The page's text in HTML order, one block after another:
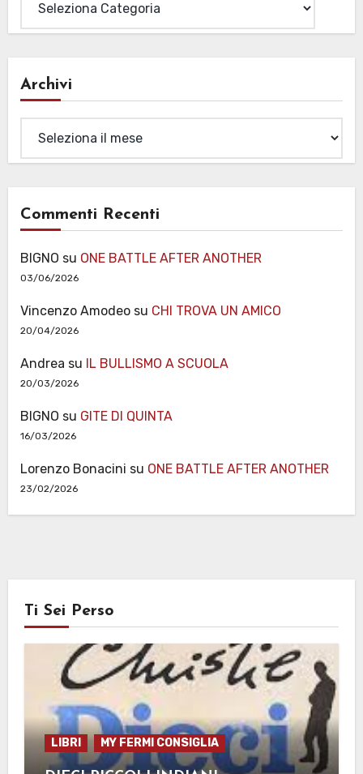
Archivi
Commenti Recenti
BIGNO su ONE BATTLE AFTER ANOTHER
03/06/2026
Vincenzo Amodeosu CHI TROVA UN AMICO
20/04/2026
Andrea su IL BULLISMO A SCUOLA
20/03/2026
BIGNO su GITE DI QUINTA
16/03/2026
Lorenzo Bonacini su ONE BATTLE AFTER ANOTHER
23/02/2026
Ti Sei Perso
LIBRI MY FERMI CONSIGLIA